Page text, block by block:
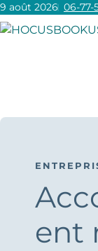
9 août 2026 06-77-
ent